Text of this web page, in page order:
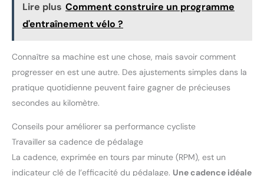
Lire plus Comment construire un programme
d'entraînement vélo ?
Connaître sa machine est une chose, mais savoir comment
progresser en est une autre. Des ajustements simples dans la
pratique quotidienne peuvent faire gagner de précieuses
secondes au kilomètre.
Conseils pour améliorer sa performance cycliste
Travailler sa cadence de pédalage
La cadence, exprimée en tours par minute (RPM), est un
indicateur clé de l’efficacité du pédalage. Une cadence idéale